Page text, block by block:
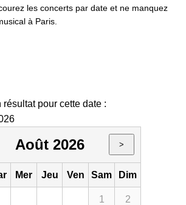
les concerts par date et ne manquez
à Paris.
résultat pour cette date :
Août 2026 >
Mer Jeu Ven Sam Dim
1 2